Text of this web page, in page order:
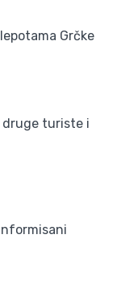
Grčke
turiste i